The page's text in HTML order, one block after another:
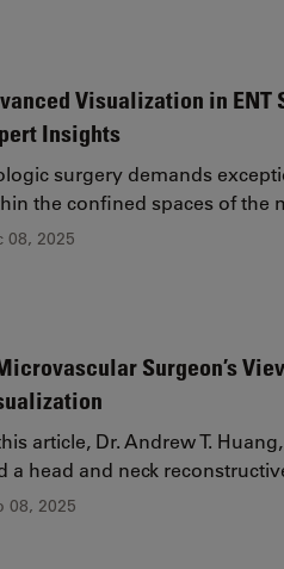
article
Visualization in ENT
Insights
surgery demands
the confined spaces of the
08, 2025
article
Surgeon’s
article, Dr. Andrew T.
a head and neck
08, 2025
article